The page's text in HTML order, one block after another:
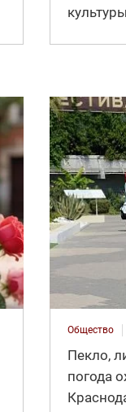
культуры
Общество
Пекло,
погода